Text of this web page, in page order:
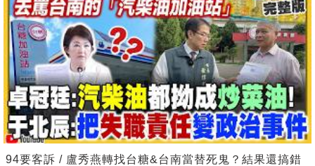
94要客訴 / 盧秀燕轉找台糖&台南當替死鬼？結果還搞錯